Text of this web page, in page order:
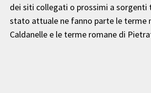
dei siti collegati o prossimi a sorgenti
stato attuale ne fanno parte le terme
Caldanelle e le terme romane di